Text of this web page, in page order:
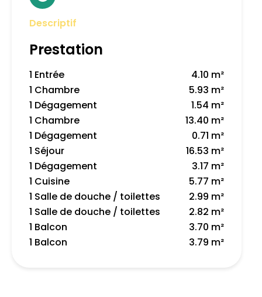
Descriptif
Prestation
1 Entrée
4.10 m²
1 Chambre
5.93 m²
1 Dégagement
1.54 m²
1 Chambre
13.40 m²
1 Dégagement
0.71 m²
1 Séjour
16.53 m²
1 Dégagement
3.17 m²
1 Cuisine
5.77 m²
1 Salle de douche / toilettes
2.99 m²
1 Salle de douche / toilettes
2.82 m²
1 Balcon
3.70 m²
1 Balcon
3.79 m²